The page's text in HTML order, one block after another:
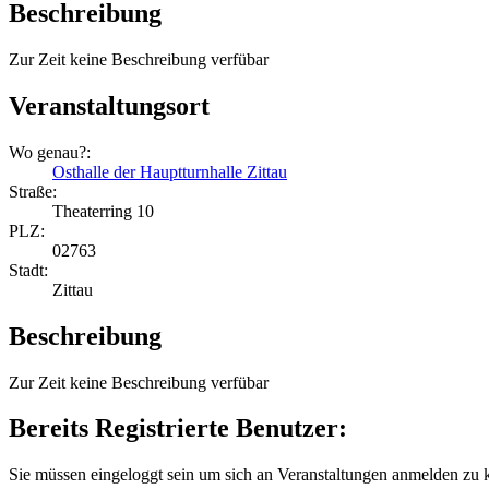
Beschreibung
Zur Zeit keine Beschreibung verfübar
Veranstaltungsort
Wo genau?:
Osthalle der Hauptturnhalle Zittau
Straße:
Theaterring 10
PLZ:
02763
Stadt:
Zittau
Beschreibung
Zur Zeit keine Beschreibung verfübar
Bereits Registrierte Benutzer:
Sie müssen eingeloggt sein um sich an Veranstaltungen anmelden zu